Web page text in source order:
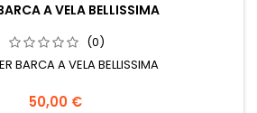
A VELA BELLISSIMA
(0)
BARCA A VELA BELLISSIMA
50,00 €